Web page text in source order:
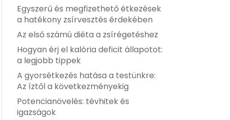
Egyszerű és megfizethető étkezések
a hatékony zsírvesztés érdekében
Az első számú diéta a zsírégetéshez
Hogyan érj el kalória deficit állapotot:
a legjobb tippek
A gyorsétkezés hatása a testünkre:
Az íztől a következményekig
Potencianövelés: tévhitek és
igazságok